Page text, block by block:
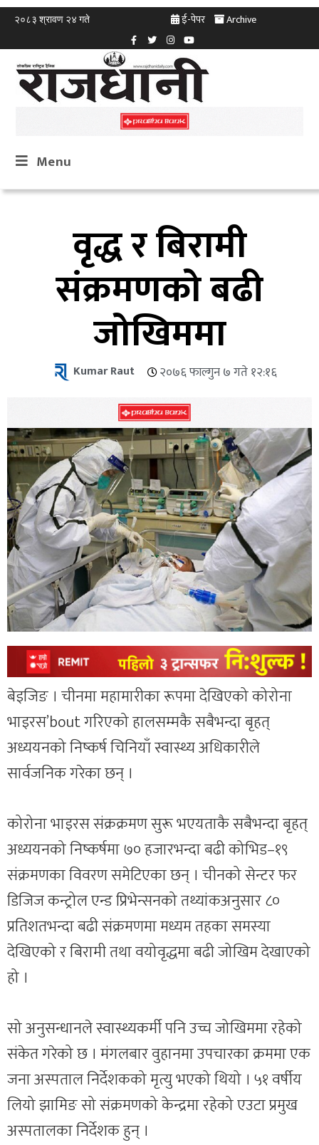
२०८३ श्रावण २४ गते ई-पेपर Archive
Menu
वृद्ध र बिरामी
संक्रमणको बढी
जोखिममा
Kumar Raut २०७६ फाल्गुन ७ गते १२:१६
बेइजिङ । चीनमा महामारीका रूपमा देखिएको कोरोना
भाइरस’bout गरिएको हालसम्मकै सबैभन्दा बृहत्
अध्ययनको निष्कर्ष चिनियाँ स्वास्थ्य अधिकारीले
सार्वजनिक गरेका छन् ।
कोरोना भाइरस संक्रक्रमण सुरू भएयताकै सबैभन्दा बृहत्
अध्ययनको निष्कर्षमा ७० हजारभन्दा बढी कोभिड–१९
संक्रमणका विवरण समेटिएका छन् । चीनको सेन्टर फर
डिजिज कन्ट्रोल एन्ड प्रिभेन्सनको तथ्यांकअनुसार ८०
प्रतिशतभन्दा बढी संक्रमणमा मध्यम तहका समस्या
देखिएको र बिरामी तथा वयोवृद्धमा बढी जोखिम देखाएको
हो ।
सो अनुसन्धानले स्वास्थ्यकर्मी पनि उच्च जोखिममा रहेको
संकेत गरेको छ । मंगलबार वुहानमा उपचारका क्रममा एक
जना अस्पताल निर्देशकको मृत्यु भएको थियो । ५१ वर्षीय
लियो झामिङ सो संक्रमणको केन्द्रमा रहेको एउटा प्रमुख
अस्पतालका निर्देशक हुन् ।